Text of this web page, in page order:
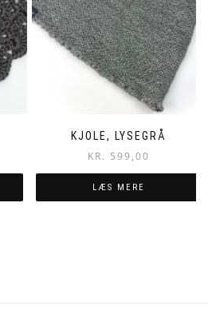
KJOLE, LYSEGRÅ
KR. 599,00
LÆS MERE